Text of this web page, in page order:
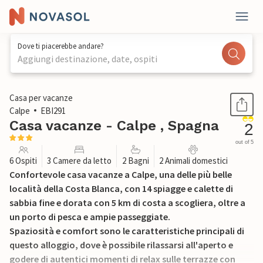
Dove ti piacerebbe andare?
Aggiungi destinazione, date, ospiti
1 / 21
Casa per vacanze
Calpe
EBI291
Casa vacanze - Calpe , Spagna 2
out of 5
6 Ospiti 3 Camere da letto 2 Bagni 2 Animali domestici
Confortevole casa vacanze a Calpe, una delle più belle
località della Costa Blanca, con 14 spiagge e calette di
sabbia fine e dorata con 5 km di costa a scogliera, oltre a
un porto di pesca e ampie passeggiate.
Spaziosità e comfort sono le caratteristiche principali di
questo alloggio, dove è possibile rilassarsi all'aperto e
godere di autentici momenti di relax sulle terrazze con